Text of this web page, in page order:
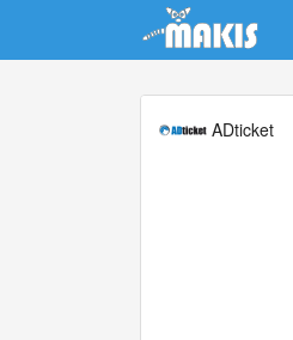
Update cookies preferences
ADticket